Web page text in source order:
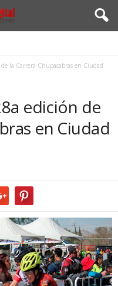
la Carrera Chupacabras en Ciudad
edición de
en Ciudad